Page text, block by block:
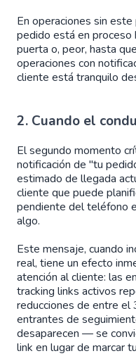
En operaciones sin
pedido está en
puerta o, peor, hasta
operaciones con
cliente está tranquilo
2. Cuando el
El segundo momento
notificación de "tu
estimado de llegada
cliente que puede
pendiente del teléfono
algo.
Este mensaje, cuando
real, tiene un efecto
atención al cliente: las
tracking links activos
reducciones de entre
entrantes de
desaparecen — se
link en lugar de marcar